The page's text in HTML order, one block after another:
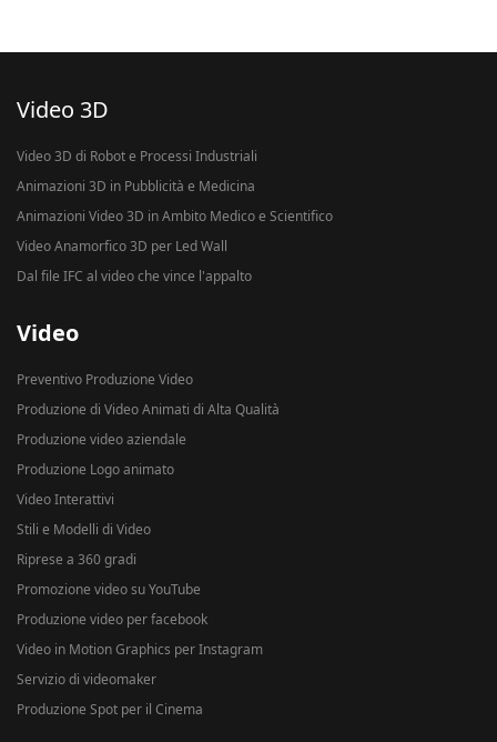
Video 3D
Video 3D di Robot e Processi Industriali
Animazioni 3D in Pubblicità e Medicina
Animazioni Video 3D in Ambito Medico e Scientifico
Video Anamorfico 3D per Led Wall
Dal file IFC al video che vince l'appalto
Video
Preventivo Produzione Video
Produzione di Video Animati di Alta Qualità
Produzione video aziendale
Produzione Logo animato
Video Interattivi
Stili e Modelli di Video
Riprese a 360 gradi
Promozione video su YouTube
Produzione video per facebook
Video in Motion Graphics per Instagram
Servizio di videomaker
Produzione Spot per il Cinema